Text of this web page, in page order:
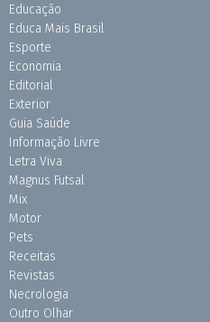
Educação
Educa Mais Brasil
Esporte
Economia
Editorial
Exterior
Guia Saúde
Informação Livre
Letra Viva
Magnus Futsal
Mix
Motor
Pets
Receitas
Revistas
Necrologia
Outro Olhar